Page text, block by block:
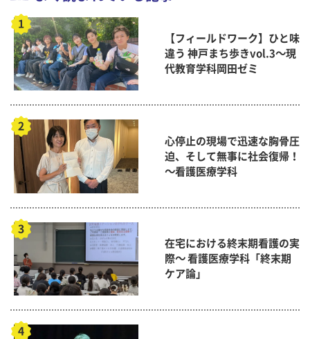
【フィールドワーク】ひと味
違う 神戸まち歩きvol.3～現
代教育学科岡田ゼミ
心停止の現場で迅速な胸骨圧
迫、そして無事に社会復帰！
～看護医療学科
在宅における終末期看護の実
際～ 看護医療学科「終末期
ケア論」